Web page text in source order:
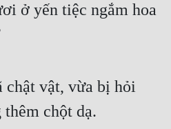
ở yến tiệc ngắm hoa
chật vật, vừa bị hỏi
thêm chột dạ.